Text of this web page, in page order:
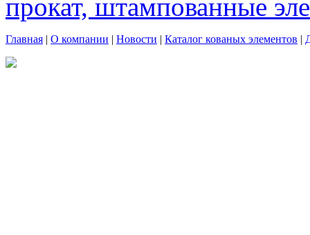
прокат, штампованные
Главная | О компании | Новости | Каталог кованых элементов |